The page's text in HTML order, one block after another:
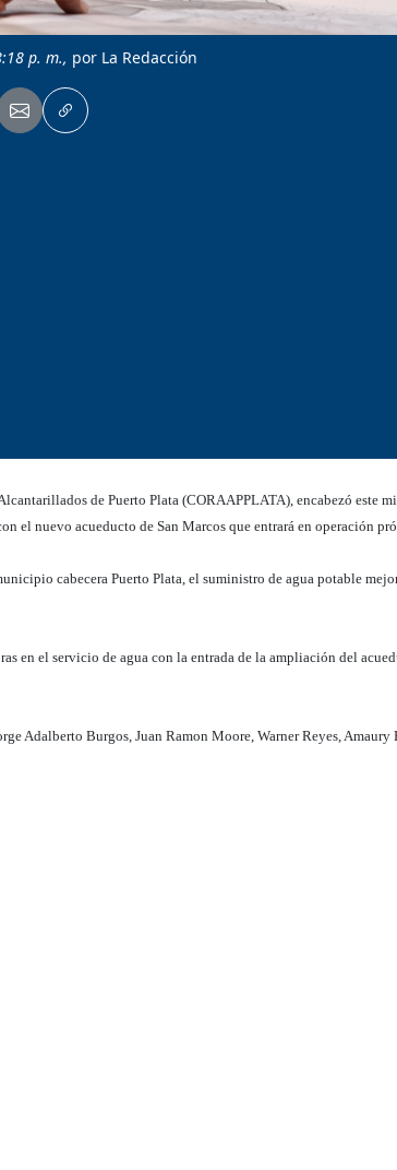
p. m., por La Redacción
de Puerto Plata (CORAAPPLATA), encabezó este
el nuevo acueducto de San Marcos que entrará en operación
cabecera Puerto Plata, el suministro de agua potable
en el servicio de agua con la entrada de la ampliación del
Adalberto Burgos, Juan Ramon Moore, Warner Reyes, Amaury